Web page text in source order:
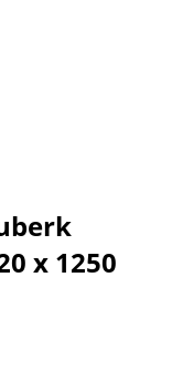
х 1250